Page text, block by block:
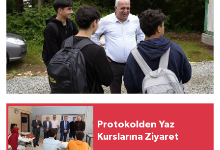
Protokolden Yaz
Kurslarına Ziyaret